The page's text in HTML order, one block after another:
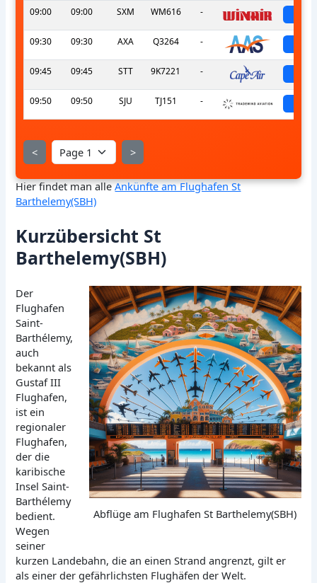
09:00 09:00 SXM WM616 -
09:30 09:30 AXA Q3264 -
09:45 09:45 STT 9K7221 -
09:50 09:50 SJU TJ151 -
< >
Hier findet man alleAnkünfte am Flughafen St
Barthelemy(SBH)
Kurzübersicht St
Barthelemy(SBH)
Abflüge am Flughafen St Barthelemy(SBH)
Der
Flughafen
Saint-
Barthélemy,
auch
bekannt als
Gustaf III
Flughafen,
ist ein
regionaler
Flughafen,
der die
karibische
Insel Saint-
Barthélemy
bedient.
Wegen
seiner
kurzen Landebahn, die an einen Strand angrenzt, gilt er
als einer der gefährlichsten Flughäfen der Welt.